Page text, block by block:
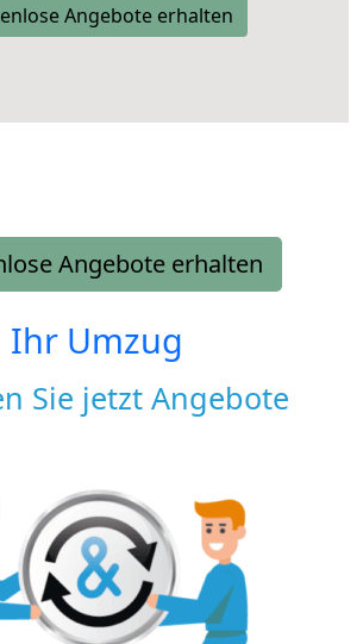
Angebote erhalten
Angebote erhalten
Ihr Umzug
Sie jetzt Angebote